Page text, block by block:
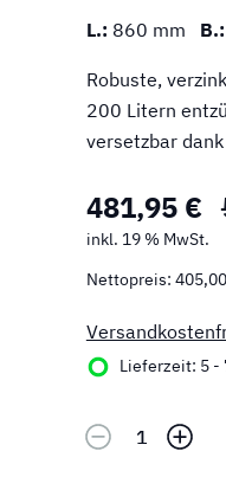
L.: 860 mm B.:
Robuste,
200 Litern
versetzbar
481,95 €
inkl. 19 % MwSt.
Nettopreis:
Lieferzeit: 5 -